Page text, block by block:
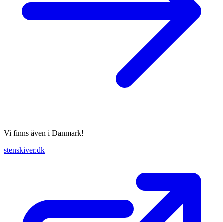
Vi finns även i Danmark!
stenskiver.dk